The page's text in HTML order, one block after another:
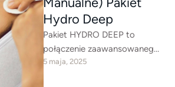
Hydro Deep
Pakiet HYDRO DEEP to
połączenie zaawansowanego
oczyszczania wodorowego z
5 maja, 2025